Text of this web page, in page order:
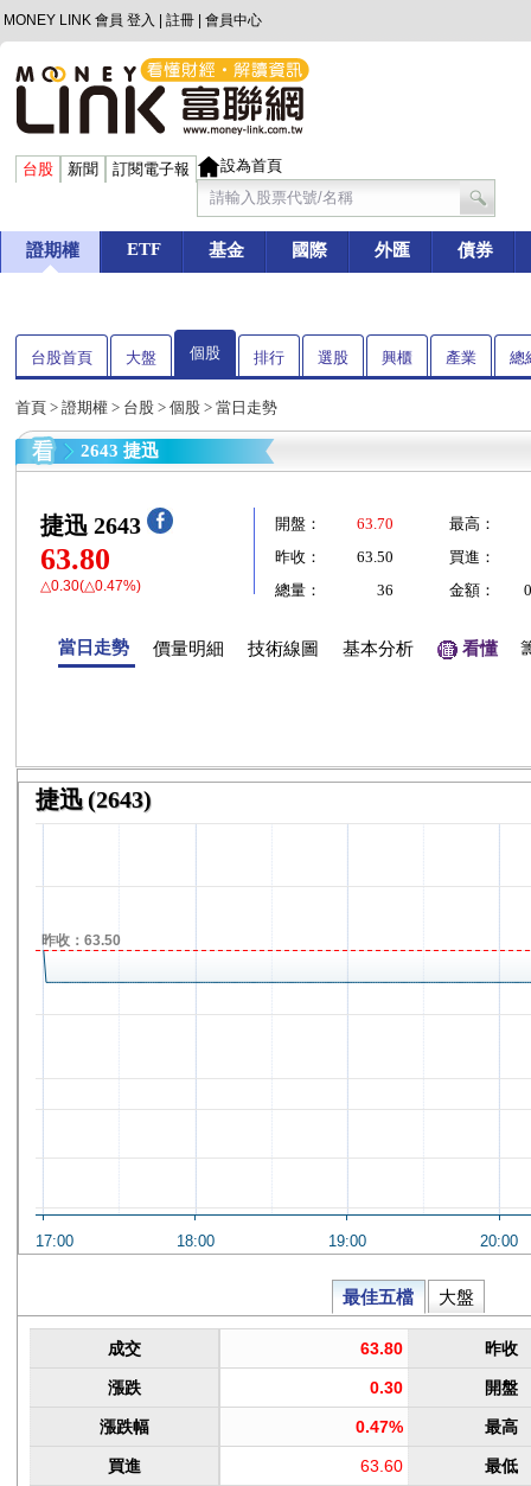
MONEY LINK 會員 登入 註冊 會員中心
台股 新聞 訂閱電子報 設為首頁
證期權 ETF 基金 國際 外匯 債券
台股首頁 大盤 個股 排行 選股 興櫃 產業 總
首頁 > 證期權 > 台股 > 個股 > 當日走勢
2643 捷迅
捷迅 2643
63.80
△0.30(△0.47%)
開盤： 63.70
最高：
昨收：
63.50
買進：
總量：
36 金額：
當日走勢 價量明細 技術線圖 基本分析 看懂